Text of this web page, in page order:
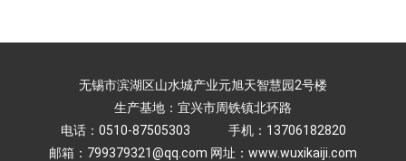
无锡市滨湖区山水城产业元旭天智慧园2号楼
生产基地：宜兴市周铁镇北环路
电话：0510-87505303 手机：13706182820
邮箱：799379321@qq.com 网址：www.wuxikaiji.com